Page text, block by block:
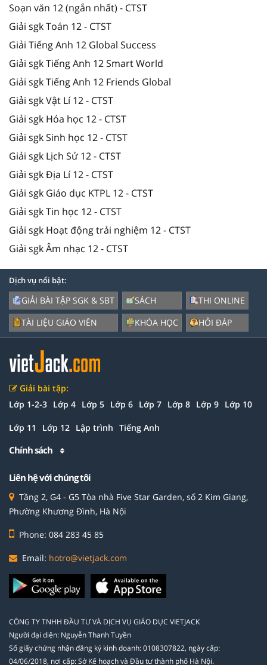
Soạn văn 12 (ngắn nhất) - CTST
Giải sgk Toán 12 - CTST
Giải Tiếng Anh 12 Global Success
Giải sgk Tiếng Anh 12 Smart World
Giải sgk Tiếng Anh 12 Friends Global
Giải sgk Vật Lí 12 - CTST
Giải sgk Hóa học 12 - CTST
Giải sgk Sinh học 12 - CTST
Giải sgk Lịch Sử 12 - CTST
Giải sgk Địa Lí 12 - CTST
Giải sgk Giáo dục KTPL 12 - CTST
Giải sgk Tin học 12 - CTST
Giải sgk Hoạt động trải nghiệm 12 - CTST
Giải sgk Âm nhạc 12 - CTST
Dịch vụ nổi bật:
GIẢI BÀI TẬP SGK & SBT
TÀI LIỆU GIÁO VIÊN
SÁCH
KHÓA HỌC
THI ONLINE
HỎI ĐÁP
Giải bài tập:
Lớp 1-2-3 Lớp 4 Lớp 5 Lớp 6 Lớp 7 Lớp 8 Lớp 9 Lớp 10
Lớp 11 Lớp 12 Lập trình Tiếng Anh
Chính sách
Liên hệ với chúng tôi
Tầng 2, G4 - G5 Tòa nhà Five Star Garden, số 2 Kim Giang,
Phường Khương Đình, Hà Nội
Phone: 084 283 45 85
Email: hotro@vietjack.com
CÔNG TY TNHH ĐẦU TƯ VÀ DỊCH VỤ GIÁO DỤC VIETJACK
Người đại diện: Nguyễn Thanh Tuyền
Số giấy chứng nhận đăng ký kinh doanh: 0108307822, ngày cấp:
04/06/2018, nơi cấp: Sở Kế hoạch và Đầu tư thành phố Hà Nội.